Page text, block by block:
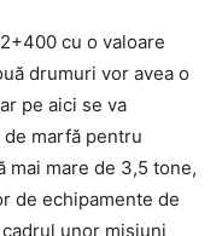
cu o valoare
drumuri vor avea o
pe aici se va
marfă pentru
mai mare de 3,5 tone,
de echipamente de
unor misiuni